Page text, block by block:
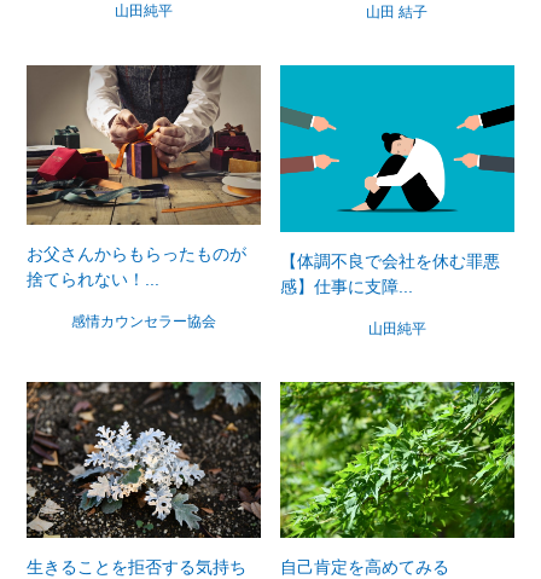
山田純平 山田 結子
お父さんからもらったものが
捨てられない！...
感情カウンセラー協会
【体調不良で会社を休む罪悪
感】仕事に支障...
山田純平
生きることを拒否する気持ち
自己肯定を高めてみる